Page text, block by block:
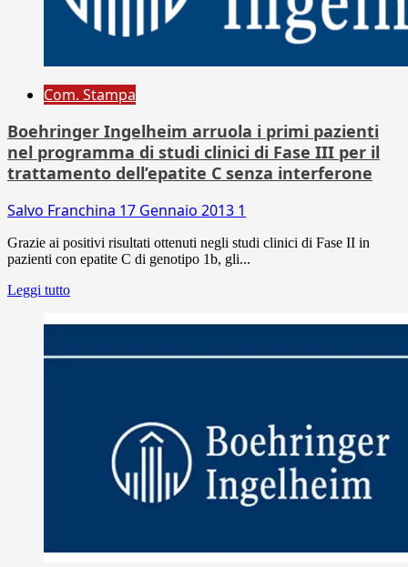
Com. Stampa
Boehringer Ingelheim arruola i primi pazienti
nel programma di studi clinici di Fase III per il
trattamento dell’epatite C senza interferone
Salvo Franchina 17 Gennaio 2013 1
Grazie ai positivi risultati ottenuti negli studi clinici di Fase II in
pazienti con epatite C di genotipo 1b, gli...
Leggi tutto